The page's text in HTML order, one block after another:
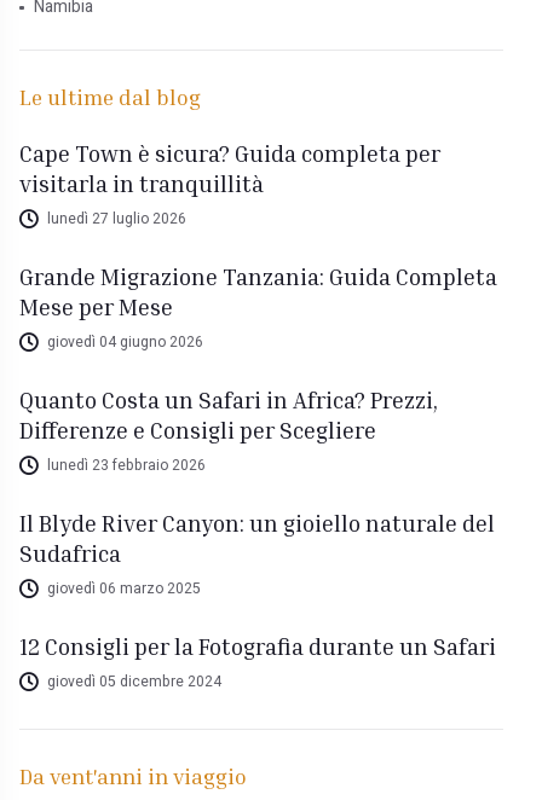
Namibia
Le ultime dal blog
Cape Town è sicura? Guida completa per
visitarla in tranquillità
lunedì 27 luglio 2026
Grande Migrazione Tanzania: Guida Completa
Mese per Mese
giovedì 04 giugno 2026
Quanto Costa un Safari in Africa? Prezzi,
Differenze e Consigli per Scegliere
lunedì 23 febbraio 2026
Il Blyde River Canyon: un gioiello naturale del
Sudafrica
giovedì 06 marzo 2025
12 Consigli per la Fotografia durante un Safari
giovedì 05 dicembre 2024
Da vent'anni in viaggio